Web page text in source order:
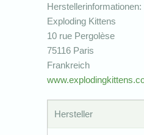
Herstellerinformationen:
Exploding Kittens
10 rue Pergolèse
75116 Paris
Frankreich
Hersteller